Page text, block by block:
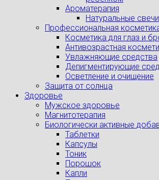
Ароматерапия
Натуральные свечи
Профессиональная
Косметика для глаз и
Антивозрастная
Увлажняющие средства
Депигментирующие
Осветление и очищение
Защита от солнца
Здоровье
Мужское здоровье
Магнитотерапия
Биологически активные
Таблетки
Капсулы
Тоник
Порошок
Капли